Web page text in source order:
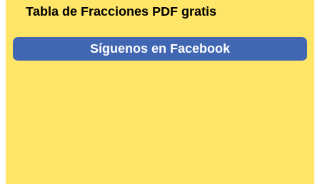
Tabla de Fracciones PDF gratis
Síguenos en Facebook